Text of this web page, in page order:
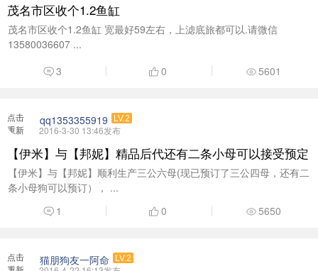
茂名市区收个1.2鱼缸
茂名市区收个1.2鱼缸 宽最好59左右，上滤底旅都可以.请微信
13580036607 ...
3
0 5601
点击
重新
qq1353355919 LV.2
2016-3-30 13:46发布
【伊米】与【邦妮】精品后代还有二条小母可以接受预定
【伊米】与【邦妮】顺利生产三公六母(现已预订了三公四母，还有二
条小母狗可以预订）， ...
1
0 5650
点击
猫朋狗友一阿命 LV.2